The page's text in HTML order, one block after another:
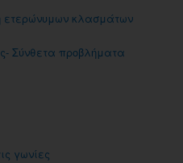
ετερώνυμων κλασμάτων
Σύνθετα προβλήματα
γωνίες